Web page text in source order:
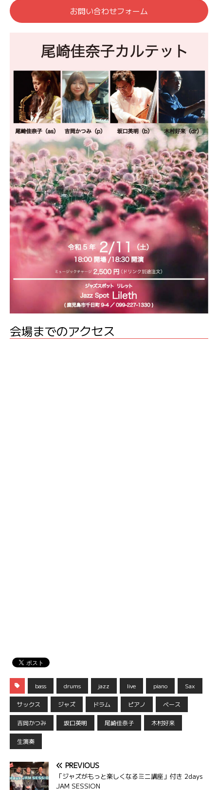
お問い合わせフォーム
会場までのアクセス
bass drums jazz live piano Sax
サックス ジャズ ドラム ピアノ ベース
吉岡かつみ 坂口英明 尾崎佳奈子 木村好来
生演奏
PREVIOUS
「ジャズがもっと楽しくなるミニ講座」付き 2days
JAM SESSION